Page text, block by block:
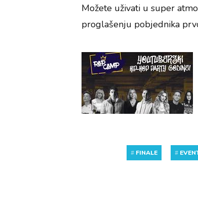
Možete uživati u super
proglašenju pobjednika
# FINALE #